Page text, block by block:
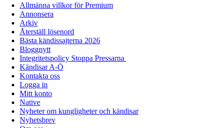
Allmänna villkor för Premium
Annonsera
Arkiv
Återställ lösenord
Bästa kändissajterna 2026
Bloggnytt
Integritetspolicy Stoppa Pressarna
Kändisar A-Ö
Kontakta oss
Logga in
Mitt konto
Native
Nyheter om kungligheter och kändisar
Nyhetsbrev